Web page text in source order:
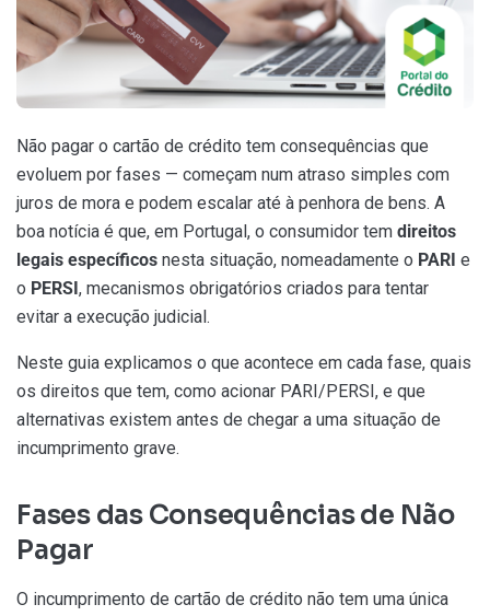
Não pagar o cartão de crédito tem consequências que
evoluem por fases — começam num atraso simples com
juros de mora e podem escalar até à penhora de bens. A
boa notícia é que, em Portugal, o consumidor tem direitos
legais específicos nesta situação, nomeadamente o PARI e
o PERSI , mecanismos obrigatórios criados para tentar
evitar a execução judicial.
Neste guia explicamos o que acontece em cada fase, quais
os direitos que tem, como acionar PARI/PERSI, e que
alternativas existem antes de chegar a uma situação de
incumprimento grave.
Fases das Consequências de Não
Pagar
O incumprimento de cartão de crédito não tem uma única